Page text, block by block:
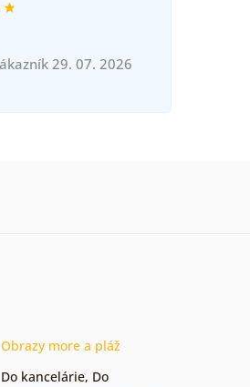
29. 07. 2026
Obrazy more a pláž
Do kancelárie, Do